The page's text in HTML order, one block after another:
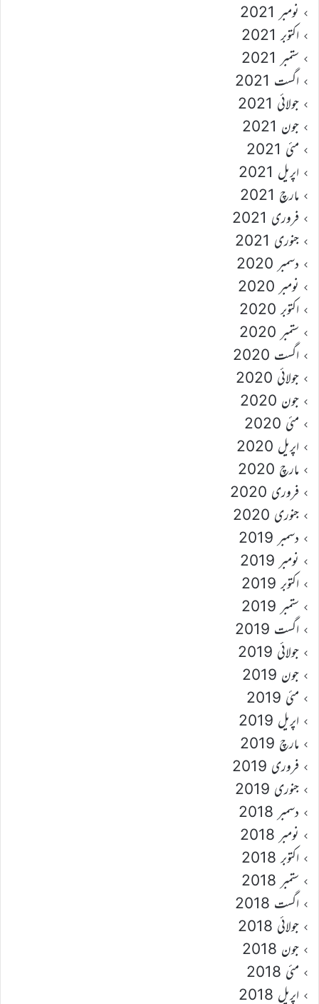
نومبر 2021
اکتوبر 2021
ستمبر 2021
اگست 2021
جولائی 2021
جون 2021
مئی 2021
اپریل 2021
مارچ 2021
فروری 2021
جنوری 2021
دسمبر 2020
نومبر 2020
اکتوبر 2020
ستمبر 2020
اگست 2020
جولائی 2020
جون 2020
مئی 2020
اپریل 2020
مارچ 2020
فروری 2020
جنوری 2020
دسمبر 2019
نومبر 2019
اکتوبر 2019
ستمبر 2019
اگست 2019
جولائی 2019
جون 2019
مئی 2019
اپریل 2019
مارچ 2019
فروری 2019
جنوری 2019
دسمبر 2018
نومبر 2018
اکتوبر 2018
ستمبر 2018
اگست 2018
جولائی 2018
جون 2018
مئی 2018
اپریل 2018